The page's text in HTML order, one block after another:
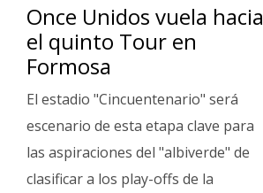
Once Unidos vuela hacia
el quinto Tour en
Formosa
El estadio "Cincuentenario" será
escenario de esta etapa clave para
las aspiraciones del "albiverde" de
clasificar a los play-offs de la